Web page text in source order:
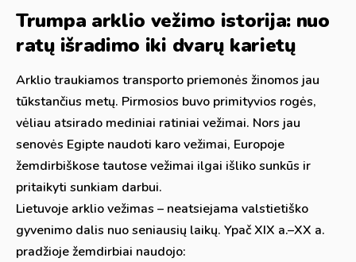
Trumpa arklio vežimo istorija: nuo
ratų išradimo iki dvarų karietų
Arklio traukiamos transporto priemonės žinomos jau
tūkstančius metų. Pirmosios buvo primityvios rogės,
vėliau atsirado mediniai ratiniai vežimai. Nors jau
senovės Egipte naudoti karo vežimai, Europoje
žemdirbiškose tautose vežimai ilgai išliko sunkūs ir
pritaikyti sunkiam darbui.
Lietuvoje arklio vežimas – neatsiejama valstietiško
gyvenimo dalis nuo seniausių laikų. Ypač XIX a.–XX a.
pradžioje žemdirbiai naudojo: